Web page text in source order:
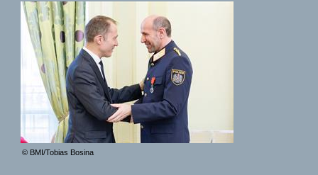
© BMI/Tobias Bosina